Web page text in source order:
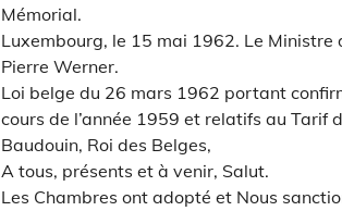
Mémorial.
Luxembourg, le 15 mai 1962. Le Ministre
Pierre Werner.
Loi belge du 26 mars 1962 portant
cours de l’année 1959 et relatifs au Tarif
Baudouin, Roi des Belges,
A tous, présents et à venir, Salut.
Les Chambres ont adopté et Nous